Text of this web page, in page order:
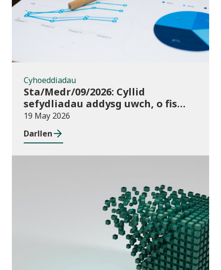
Cyhoeddiadau
Sta/Medr/09/2026: Cyllid
sefydliadau addysg uwch, o fis
Awst 2024 i fis Gorffennaf 2025
19 May 2026
Darllen
Cyhoeddiadau